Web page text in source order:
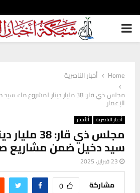
PRIMARY
Home
أخبار الناصرية
مجلس ذي قار: 38 مليار دينار
الإعمار
أخبار الناصرية ألأخبار
مجلس ذي
سيد دخيل ضمن مشاريع
23 فبراير، 2025
مشاركة 0